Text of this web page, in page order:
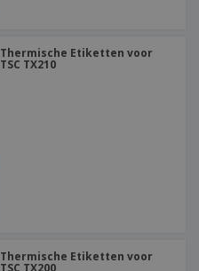
Thermische Etiketten voor
TSC TX210
Thermische Etiketten voor